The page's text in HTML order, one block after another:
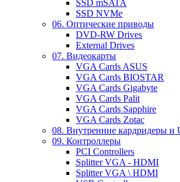
SSD mSATA
SSD NVMe
06. Оптические приводы
DVD-RW Drives
External Drives
07. Видеокарты
VGA Cards ASUS
VGA Cards BIOSTAR
VGA Cards Gigabyte
VGA Cards Palit
VGA Cards Sapphire
VGA Cards Zotac
08. Внутренние кардридеры и
09. Контроллеры
PCI Controllers
Splitter VGA - HDMI
Splitter VGA \ HDMI